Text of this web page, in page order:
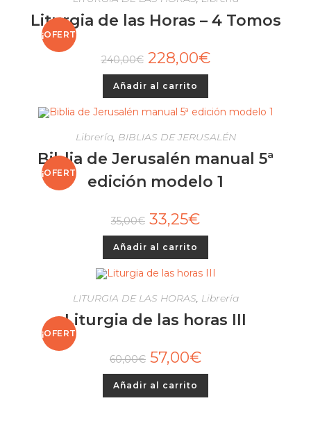
¡OFERT
Liturgia de las Horas – 4 Tomos
240,00€ 228,00€
Añadir al carrito
¡OFERT
Librería, BIBLIAS DE JERUSALÉN
Biblia de Jerusalén manual 5ª
edición modelo 1
35,00€ 33,25€
Añadir al carrito
¡OFERT
LITURGIA DE LAS HORAS, Librería
Liturgia de las horas III
60,00€ 57,00€
Añadir al carrito